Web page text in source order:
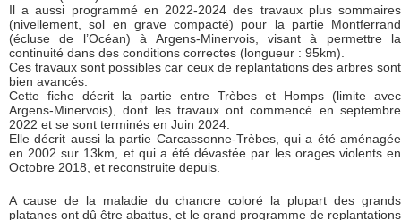
Il a aussi programmé en 2022-2024 des travaux plus sommaires
(nivellement, sol en grave compacté) pour la partie Montferrand
(écluse de l’Océan) à Argens-Minervois, visant à permettre la
continuité dans des conditions correctes (longueur : 95km).
Ces travaux sont possibles car ceux de replantations des arbres sont
bien avancés.
Cette fiche décrit la partie entre Trèbes et Homps (limite avec
Argens-Minervois), dont les travaux ont commencé en septembre
2022 et se sont terminés en Juin 2024.
Elle décrit aussi la partie Carcassonne-Trèbes, qui a été aménagée
en 2002 sur 13km, et qui a été dévastée par les orages violents en
Octobre 2018, et reconstruite depuis.
A cause de la maladie du chancre coloré la plupart des grands
platanes ont dû être abattus, et le grand programme de replantations